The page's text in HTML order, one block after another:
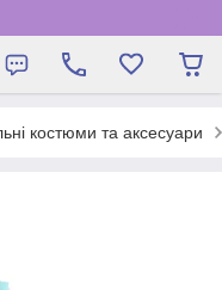
костюми та аксесуари